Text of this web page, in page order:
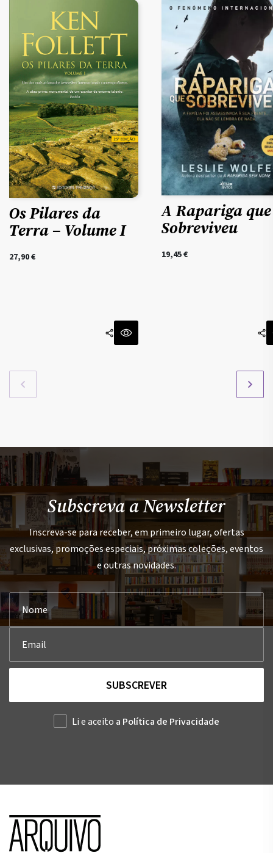
Os Pilares da
Terra – Volume I
27,90€
A Rapariga que
Sobreviveu
19,45€
Subscreva a Newsletter
Inscreva-se para receber, em primeiro lugar, ofertas
exclusivas, promoções especiais, próximas coleções, eventos
e outras novidades.
SUBSCREVER
Li e aceito a Política de Privacidade